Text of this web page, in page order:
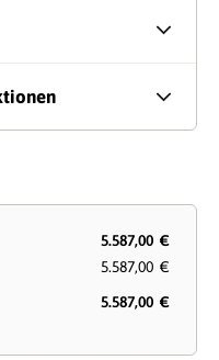
5.587,00 €
5.587,00 €
5.587,00 €